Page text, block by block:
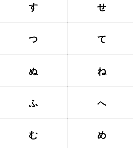
す せ
つ て
ぬ ね
ふ へ
む め